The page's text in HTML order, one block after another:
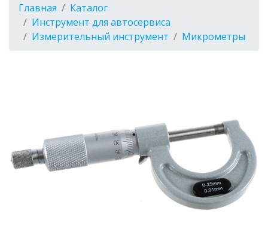
Главная
Каталог
Инструмент для автосервиса
Измерительный инструмент
Микрометры